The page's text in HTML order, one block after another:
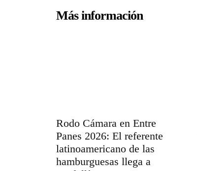
Más información
Rodo Cámara en Entre
Panes 2026: El referente
latinoamericano de las
hamburguesas llega a